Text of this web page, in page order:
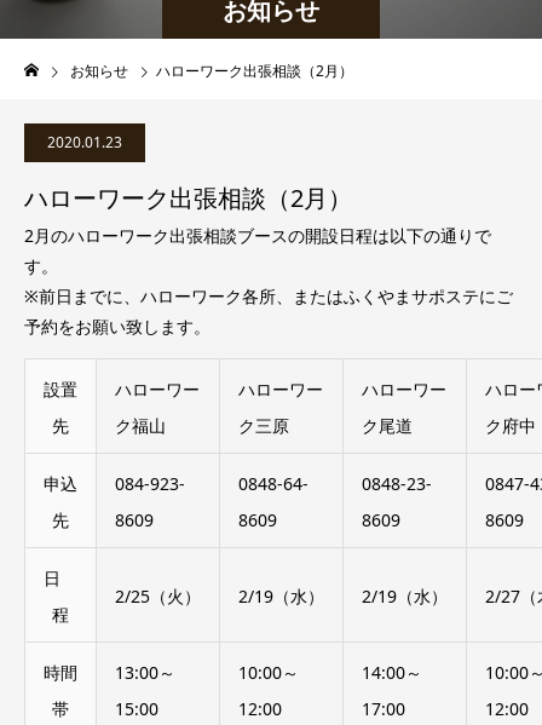
お知らせ
お知らせ ハローワーク出張相談（2月）
2020.01.23
ハローワーク出張相談（2月）
2月のハローワーク出張相談ブースの開設日程は以下の通りで
す。
※前日までに、ハローワーク各所、またはふくやまサポステにご
予約をお願い致します。
設置
先
ハローワー
ク福山
ハローワー
ク三原
ハローワー
ク尾道
ハロー
ク府中
申込
先
084-923-
8609
0848-64-
8609
0848-23-
8609
0847-
8609
日
程
2/25（火） 2/19（水） 2/19（水） 2/27（
時間
帯
13:00～
15:00
10:00～
12:00
14:00～
17:00
10:00
12:00